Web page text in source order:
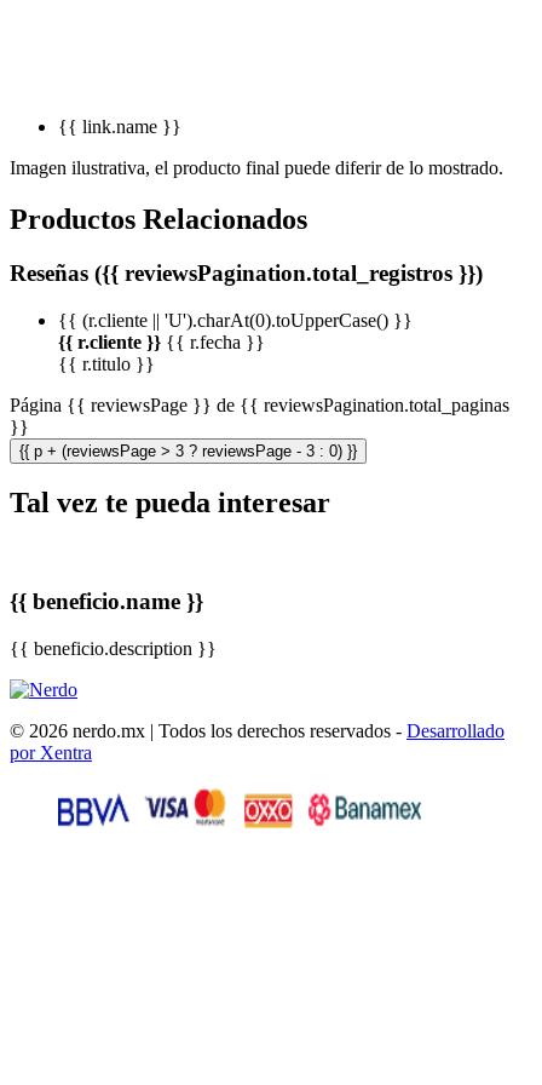
{{ link.name }}
Imagen ilustrativa, el producto final puede diferir de lo mostrado.
Productos Relacionados
Reseñas ({{ reviewsPagination.total_registros }})
{{ (r.cliente || 'U').charAt(0).toUpperCase() }}
{{ r.cliente }} {{ r.fecha }}
{{ r.titulo }}
Página {{ reviewsPage }} de {{ reviewsPagination.total_paginas
}}
{{ p + (reviewsPage > 3 ? reviewsPage - 3 : 0) }}
Tal vez te pueda interesar
{{ beneficio.name }}
{{ beneficio.description }}
© 2026 nerdo.mx | Todos los derechos reservados - Desarrollado
por Xentra